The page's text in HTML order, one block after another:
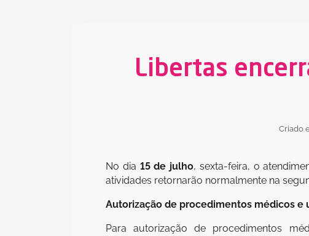
Libertas
Criado
No dia 15 de julho, sexta-feira, o
atividades retornarão normalmente na
Autorização de procedimentos médicos e
Para autorização de procedimentos